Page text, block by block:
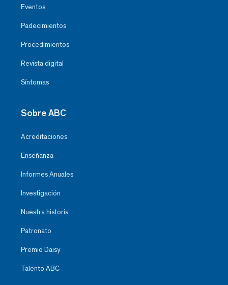
Eventos
Padecimientos
Procedimientos
Revista digital
Síntomas
Sobre ABC
Acreditaciones
Enseñanza
Informes Anuales
Investigación
Nuestra historia
Patronato
Premio Daisy
Talento ABC